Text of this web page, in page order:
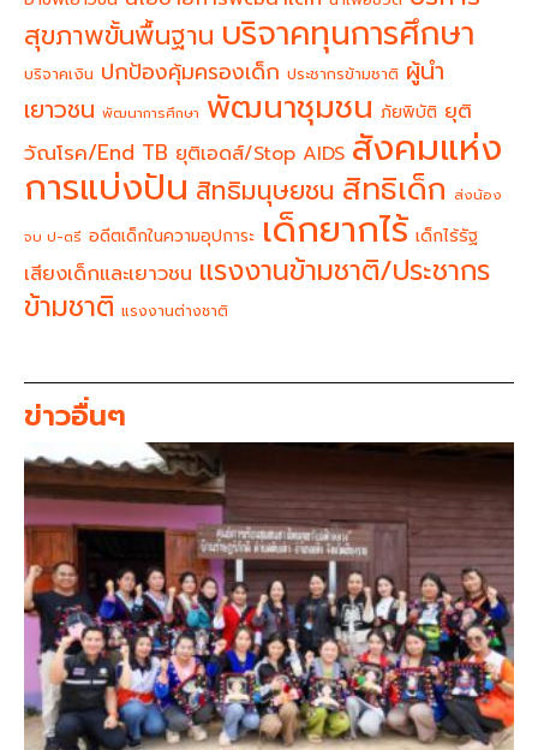
สุขภาพขั้นพื้นฐาน บริจาคทุนการศึกษา
บริจาคเงิน ปกป้องคุ้มครองเด็ก ประชากรข้ามชาติ ผู้นำ
เยาวชน พัฒนาการศึกษา พัฒนาชุมชน ภัยพิบัติ ยุติ
วัณโรค/End TB ยุติเอดส์/Stop AIDS สังคมแห่ง
การแบ่งปัน สิทธิมนุษยชน สิทธิเด็ก ส่งน้อง
จบ ป-ตรี อดีตเด็กในความอุปการะ เด็กยากไร้ เด็กไร้รัฐ
เสียงเด็กและเยาวชน แรงงานข้ามชาติ/ประชากร
ข้ามชาติ แรงงานต่างชาติ
ข่าวอื่นๆ